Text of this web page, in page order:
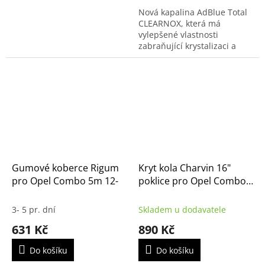
Nová kapalina AdBlue Total
CLEARNOX, která má
vylepšené vlastnosti
zabraňující krystalizaci a
snižující pravděpodobnost
Gumové koberce Rigum
pro Opel Combo 5m 12-
3- 5 pr. dní
631 Kč
Do košíku
Kryt kola Charvin 16"
poklice pro Opel Combo
Skladem u dodavatele
890 Kč
Do košíku